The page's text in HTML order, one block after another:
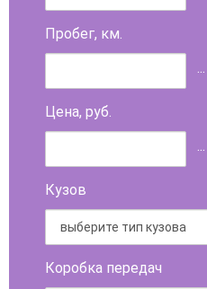
Пробег, км.
...
Цена, руб.
...
Кузов
Коробка передач